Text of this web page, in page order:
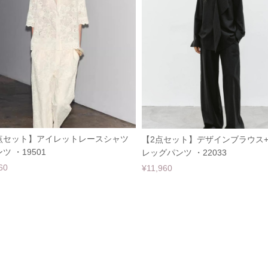
セット】アイレットレースシャツ
ツ ・19501
【2点セット】デザインブラウス
レッグパンツ ・22033
¥11,960